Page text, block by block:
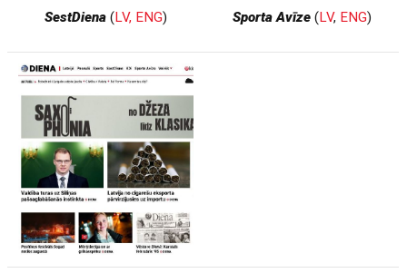
SestDiena(LV, ENG)
Sporta Avīze(LV, ENG)